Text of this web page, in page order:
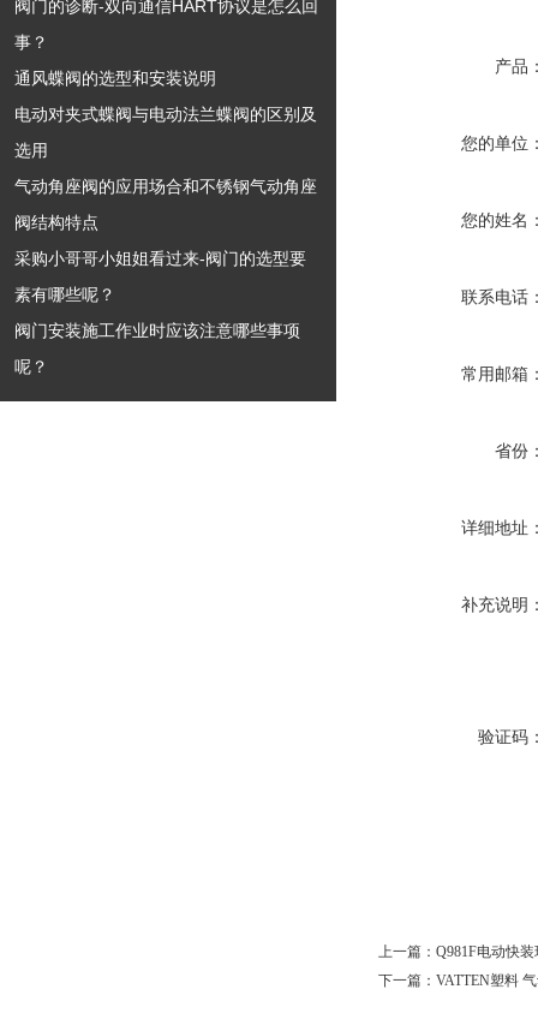
阀门的诊断-双向通信HART协议是怎么回
事？
通风蝶阀的选型和安装说明
电动对夹式蝶阀与电动法兰蝶阀的区别及
选用
气动角座阀的应用场合和不锈钢气动角座
阀结构特点
采购小哥哥小姐姐看过来-阀门的选型要
素有哪些呢？
阀门安装施工作业时应该注意哪些事项
呢？
产品
您的单位
您的姓名
联系电话
常用邮箱
省份
详细地址
补充说明
验证码
上一篇： Q981F电动快
下一篇： VATTEN塑料